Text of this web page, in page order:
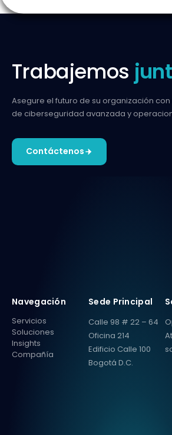
Trabajemos
Asegure el futuro de su organización con
de ciberseguridad avanzada y
Contáctenos
Navegación
Servicios
Soluciones
Insights
Compañía
Sede Principal
Calle 98 # 22 – 64
Oficina 214
Edificio Calle 100
Bogotá D.C.